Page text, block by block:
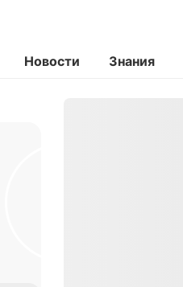
Новости Знания